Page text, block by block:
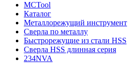
MCTool
Каталог
Металлорежущий инструмент
Сверла по металлу
Быстрорежущие из стали HSS
Сверла HSS длинная серия
234NVA